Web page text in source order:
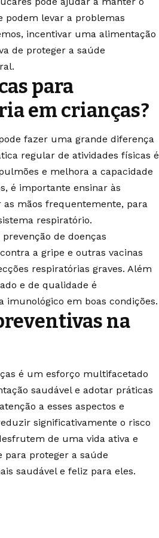
podem levar a problemas
incentivar uma alimentação
de proteger a saúde
para
em crianças?
fazer uma grande diferença
regular de atividades físicas é
e melhora a capacidade
é importante ensinar às
mãos frequentemente, para
respiratório.
de doenças
a gripe e outras vacinas
respiratórias graves. Além
e de qualidade é
imunológico em boas condições.
na
é um esforço multifacetado
saudável e adotar práticas
a esses aspectos e
significativamente o risco
de uma vida ativa e
para proteger a saúde
saudável e feliz para eles.